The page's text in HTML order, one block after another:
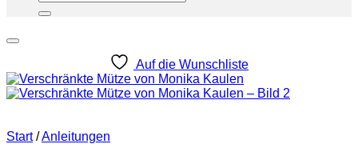
nach:
Auf die Wunschliste
Start /Anleitungen